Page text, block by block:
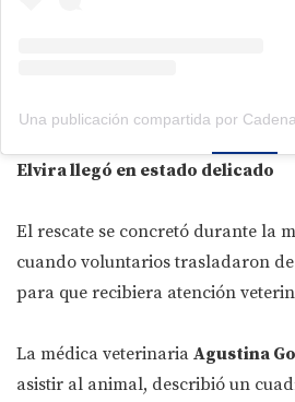
Elvira llegó en estado delicado
El rescate se concretó durante la
cuando voluntarios trasladaron
para que recibiera atención
La médica veterinaria Agustina
asistir al animal, describió un